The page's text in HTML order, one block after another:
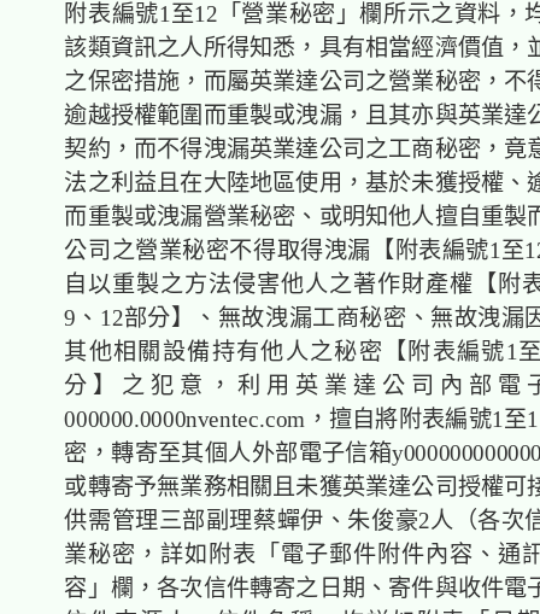
附表編號1至12「營業秘密」欄所示之資料，
該類資訊之人所得知悉，具有相當經濟價值，
之保密措施，而屬英業達公司之營業秘密，不
逾越授權範圍而重製或洩漏，且其亦與英業達
契約，而不得洩漏英業達公司之工商秘密，竟
法之利益且在大陸地區使用，基於未獲授權、
而重製或洩漏營業秘密、或明知他人擅自重製
公司之營業秘密不得取得洩漏【附表編號1至
自以重製之方法侵害他人之著作財產權【附
9、12部分】、無故洩漏工商秘密、無故洩漏
其他相關設備持有他人之秘密【附表編號1
分】之犯意，利用英業達公司內部電
000000.0000nventec.com，擅自將附表編號1至
密，轉寄至其個人外部電子信箱
或轉寄予無業務相關且未獲英業達公司授權可
供需管理三部副理蔡蟬伊、朱俊豪2人（各次
業秘密，詳如附表「電子郵件附件內容、通
容」欄，各次信件轉寄之日期、寄件與收件電